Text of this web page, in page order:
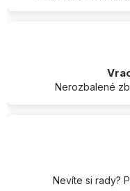
Nerozbalené
Nevíte si rady?